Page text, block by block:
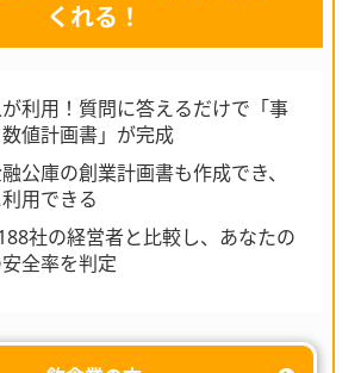
くれる！
利用！質問に答えるだけで「事
値計画書」が完成
公庫の創業計画書も作成でき、
用できる
社の経営者と比較し、あなたの
全率を判定